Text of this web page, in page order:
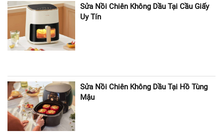
Sửa Nồi Chiên Không Dầu Tại Cầu Giấy
Uy Tín
Sửa Nồi Chiên Không Dầu Tại Hồ Tùng
Mậu